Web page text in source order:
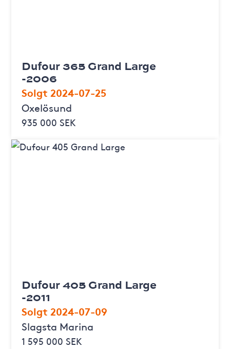
Dufour 365 Grand Large
-2006
Solgt 2024-07-25
Oxelösund
935 000 SEK
Dufour 405 Grand Large
-2011
Solgt 2024-07-09
Slagsta Marina
1 595 000 SEK